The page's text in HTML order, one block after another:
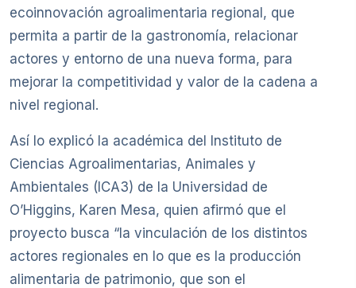
ecoinnovación agroalimentaria regional, que
permita a partir de la gastronomía, relacionar
actores y entorno de una nueva forma, para
mejorar la competitividad y valor de la cadena a
nivel regional.
Así lo explicó la académica del Instituto de
Ciencias Agroalimentarias, Animales y
Ambientales (ICA3) de la Universidad de
O’Higgins, Karen Mesa, quien afirmó que el
proyecto busca “la vinculación de los distintos
actores regionales en lo que es la producción
alimentaria de patrimonio, que son el